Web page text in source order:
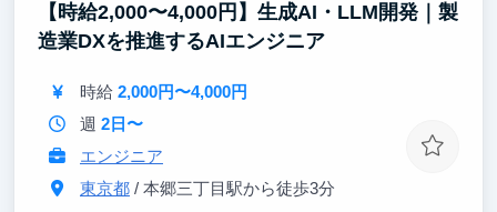
ぐそばで体感できます。
メガベンチャーで働く、高い技術力を持つメンバーが
しながら成長できる環境です。
【時給2,000〜4,000円】生成AI・LLM開発｜製
造業DXを推進するAIエンジニア
時給 2,000円〜4,000円
週 2日〜
エンジニア
東京都/ 本郷三丁目駅から徒歩3分